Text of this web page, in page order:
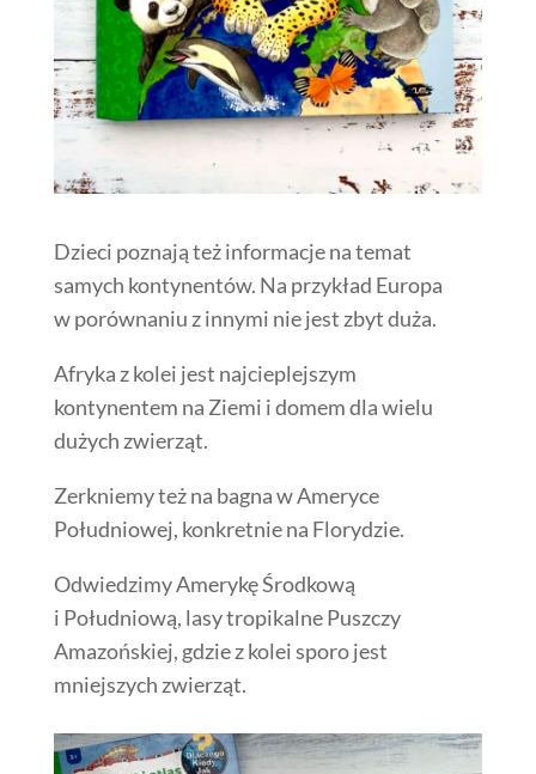
Dzieci poznają też informacje na temat
samych kontynentów. Na przykład Europa
w porównaniu z innymi nie jest zbyt duża.
Afryka z kolei jest najcieplejszym
kontynentem na Ziemi i domem dla wielu
dużych zwierząt.
Zerkniemy też na bagna w Ameryce
Południowej, konkretnie na Florydzie.
Odwiedzimy Amerykę Środkową
i Południową, lasy tropikalne Puszczy
Amazońskiej, gdzie z kolei sporo jest
mniejszych zwierząt.